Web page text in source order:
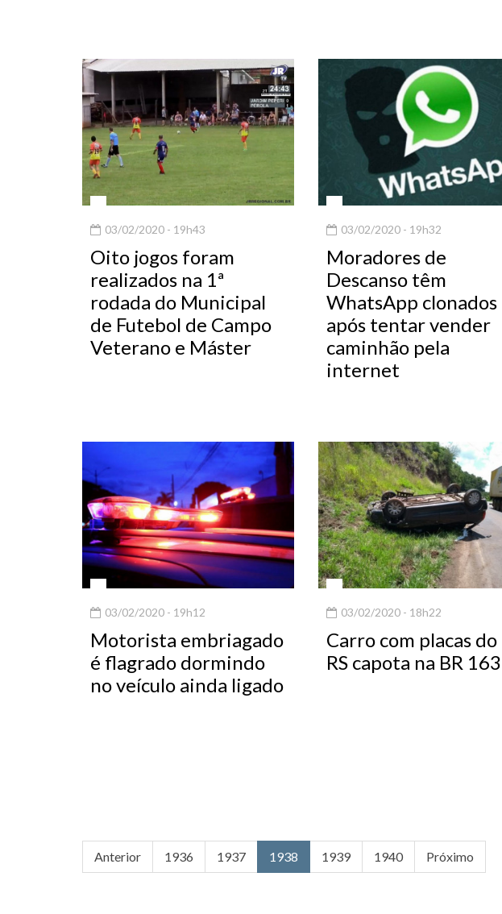
03/02/2020 - 19h43
Oito jogos foram
realizados na 1ª
rodada do Municipal
de Futebol de Campo
Veterano e Máster
03/02/2020 - 19h32
Moradores de
Descanso têm
WhatsApp clonados
após tentar vender
caminhão pela
internet
03/02/2020 - 19h12
Motorista embriagado
é flagrado dormindo
no veículo ainda ligado
03/02/2020 - 18h22
Carro com placas do
RS capota na BR 163
Anterior 1936 1937 1938 1939 1940 Próximo